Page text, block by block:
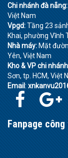
Chi nhánh đà nẵng:
Việt Nam
Vpgd:Tầng 23
Khai, phường Vĩnh
Nhà máy: Mặt
Yên, Việt Nam
Kho & VP chi
Sơn, tp. HCM, Việt
Email:
Fanpage